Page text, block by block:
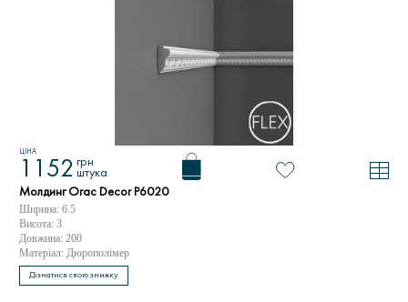
ЦІНА
1152 грн
штука
Молдинг Orac Decor P6020
Ширина: 6.5
Висота: 3
Довжина: 200
Матеріал: Дюрополімер
Дізнатися свою знижку